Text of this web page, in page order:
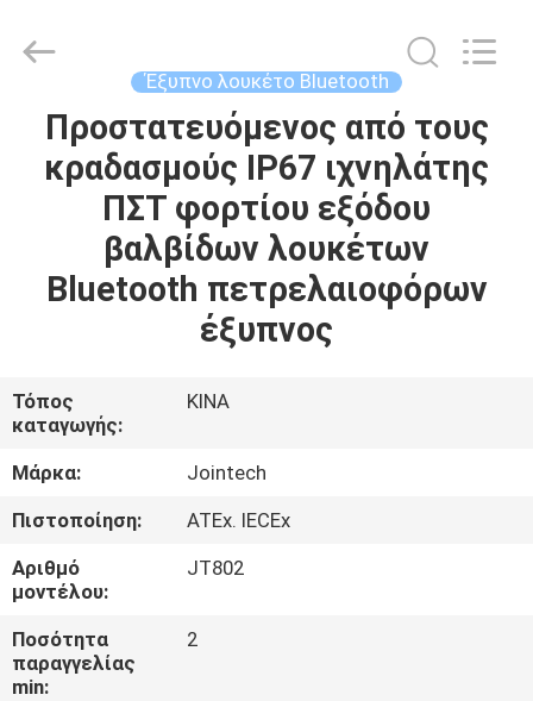
ΣΠΊΤΙ
ΠΡΟΪΌΝΤΑ
ΕΜΦΆΝΙΣΗ
ΠΕΡΊΠΟΥ
ΕΜΕΊΣ
ΓΎΡΟΣ
ΕΡΓΟΣΤΑΣΊΩΝ
ΠΟΙΟΤΙΚΌΣ
ΈΛΕΓΧΟΣ
Reserved.
Έξυπνο λουκέτο Bluetooth
Προστατευόμενος από τους
κραδασμούς IP67 ιχνηλάτης
ΠΣΤ φορτίου εξόδου
βαλβίδων λουκέτων
Bluetooth πετρελαιοφόρων
έξυπνος
Τόπος
καταγωγής:
ΚΙΝΑ
Μάρκα:
Jointech
Πιστοποίηση:
ATEx. IECEx
Αριθμό
μοντέλου:
JT802
Ποσότητα
παραγγελίας
min:
2